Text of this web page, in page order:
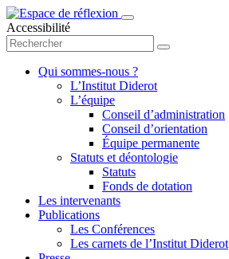
Accessibilité
Qui sommes-nous ?
L’Institut Diderot
L’équipe
Conseil d’administration
Conseil d’orientation
Équipe permanente
Statuts et déontologie
Statuts
Fonds de dotation
Les intervenants
Publications
Les Conférences
Les carnets de l’Institut Diderot